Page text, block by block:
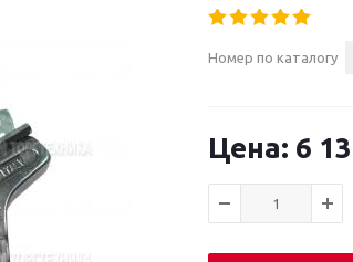
Номер по каталогу
6